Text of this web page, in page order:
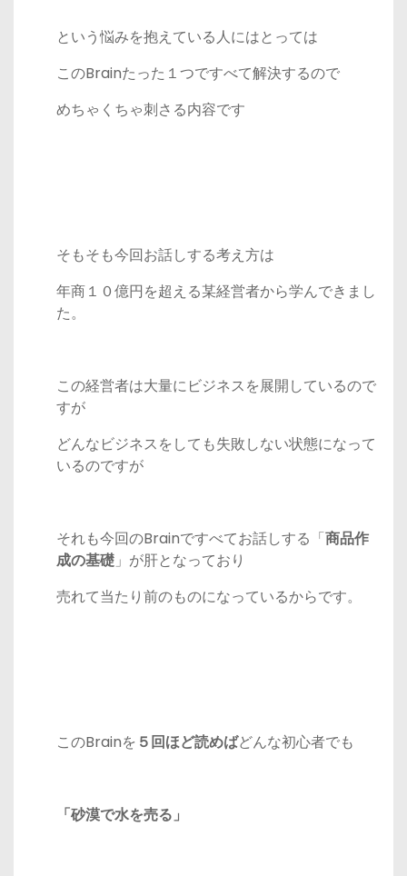
という悩みを抱えている人にはとっては
このBrainたった１つですべて解決するので
めちゃくちゃ刺さる内容です
そもそも今回お話しする考え方は
年商１０億円を超える某経営者から学んできまし
た。
この経営者は大量にビジネスを展開しているので
すが
どんなビジネスをしても失敗しない状態になって
いるのですが
それも今回のBrainですべてお話しする「商品作
成の基礎 」が肝となっており
売れて当たり前のものになっているからです。
このBrainを ５回ほど読めばどんな初心者でも
「砂漠で水を売る」